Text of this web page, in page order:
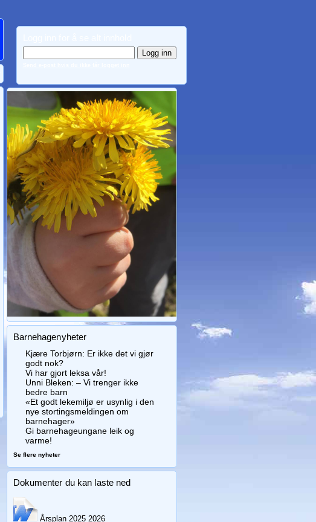
Barnehagenyheter
Kjære Torbjørn: Er ikke det vi gjør
godt nok?
Vi har gjort leksa vår!
Unni Bleken: – Vi trenger ikke
bedre barn
«Et godt lekemiljø er usynlig i den
nye stortingsmeldingen om
barnehager»
Gi barnehageungane leik og
varme!
Se flere nyheter
Dokumenter du kan laste ned
Årsplan 2025 2026